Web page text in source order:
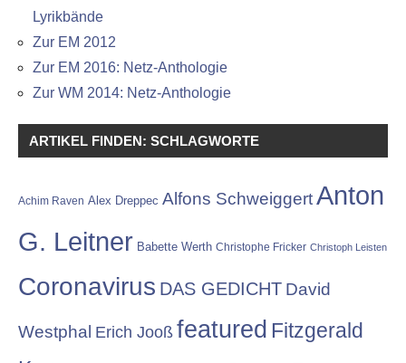
Lyrikbände
Zur EM 2012
Zur EM 2016: Netz-Anthologie
Zur WM 2014: Netz-Anthologie
ARTIKEL FINDEN: SCHLAGWORTE
Achim Raven Alex Dreppec Alfons SchweiggertAnton
G. Leitner Babette Werth Christophe Fricker Christoph Leisten
Coronavirus DAS GEDICHT David
Westphal Erich Jooß featured Fitzgerald